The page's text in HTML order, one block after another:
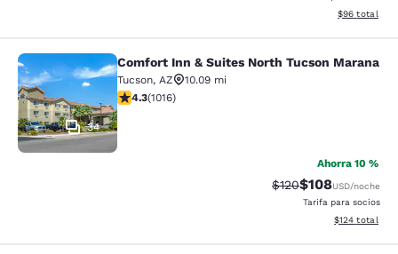
Ver detalles
$96 total
Comfort Inn & Suites North Tucson
34
Comfort Inn & Suites North Tucson Marana
Tucson, AZ
10.09 mi
calificación de 4.35 estrellas. Excelente. 1016 reseñas
4.3(1016)
Ahorra 10 %
Precio tachado:
$120Precio con
$108USD/noche
Tarifa para socios
Ver detalles
$124 total